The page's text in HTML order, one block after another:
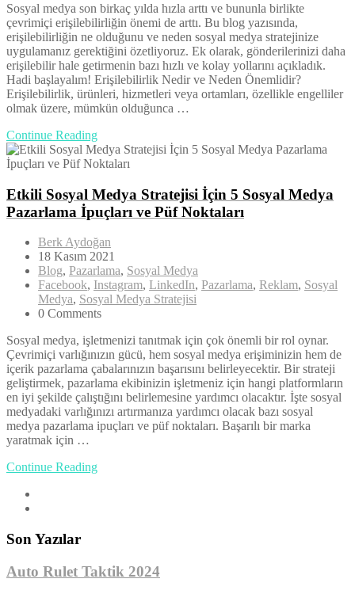
Sosyal medya son birkaç yılda hızla arttı ve bununla birlikte
çevrimiçi erişilebilirliğin önemi de arttı. Bu blog yazısında,
erişilebilirliğin ne olduğunu ve neden sosyal medya stratejinize
uygulamanız gerektiğini özetliyoruz. Ek olarak, gönderilerinizi daha
erişilebilir hale getirmenin bazı hızlı ve kolay yollarını açıkladık.
Hadi başlayalım! Erişilebilirlik Nedir ve Neden Önemlidir?
Erişilebilirlik, ürünleri, hizmetleri veya ortamları, özellikle engelliler
olmak üzere, mümkün olduğunca …
Continue Reading
Etkili Sosyal Medya Stratejisi İçin 5 Sosyal Medya
Pazarlama İpuçları ve Püf Noktaları
Berk Aydoğan
18 Kasım 2021
Blog, Pazarlama, Sosyal Medya
Facebook, Instagram, LinkedIn, Pazarlama, Reklam, Sosyal
Medya, Sosyal Medya Stratejisi
0 Comments
Sosyal medya, işletmenizi tanıtmak için çok önemli bir rol oynar.
Çevrimiçi varlığınızın gücü, hem sosyal medya erişiminizin hem de
içerik pazarlama çabalarınızın başarısını belirleyecektir. Bir strateji
geliştirmek, pazarlama ekibinizin işletmeniz için hangi platformların
en iyi şekilde çalıştığını belirlemesine yardımcı olacaktır. İşte sosyal
medyadaki varlığınızı artırmanıza yardımcı olacak bazı sosyal
medya pazarlama ipuçları ve püf noktaları. Başarılı bir marka
yaratmak için …
Continue Reading
Son Yazılar
Auto Rulet Taktik 2024